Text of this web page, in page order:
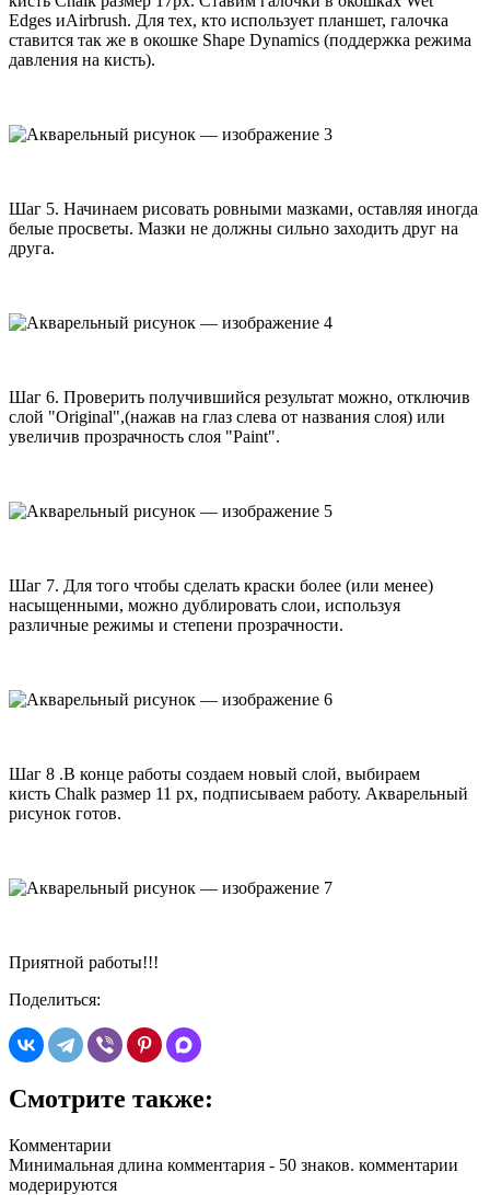
Edges иAirbrush. Для тех, кто использует планшет, галочка
ставится так же в окошке Shape Dynamics (поддержка режима
давления на кисть).
Шаг 5. Начинаем рисовать ровными мазками, оставляя иногда
белые просветы. Мазки не должны сильно заходить друг на
друга.
Шаг 6. Проверить получившийся результат можно, отключив
слой "Original",(нажав на глаз слева от названия слоя) или
увеличив прозрачность слоя "Paint".
Шаг 7. Для того чтобы сделать краски более (или менее)
насыщенными, можно дублировать слои, используя
различные режимы и степени прозрачности.
Шаг 8 .В конце работы создаем новый слой, выбираем
кисть Chalk размер 11 px, подписываем работу. Акварельный
рисунок готов.
Приятной работы!!!
Поделиться:
Смотрите также:
Комментарии
Минимальная длина комментария - 50 знаков. комментарии
модерируются